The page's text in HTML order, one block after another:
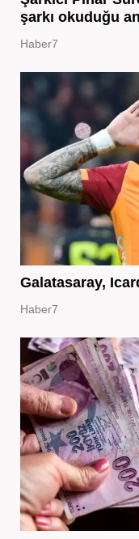
şarkı okuduğu
Haber7
Galatasaray,
Haber7